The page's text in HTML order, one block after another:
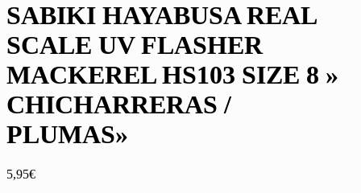
SABIKI HAYABUSA REAL
SCALE UV FLASHER
MACKEREL HS103 SIZE 8 »
CHICHARRERAS /
PLUMAS»
5,95€